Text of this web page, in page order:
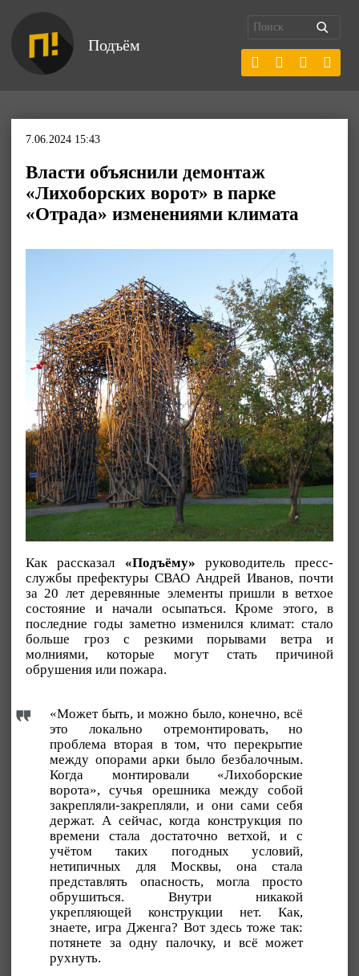
Подъём
7.06.2024 15:43
Власти объяснили демонтаж
«Лихоборских ворот» в парке
«Отрада» изменениями климата
Как рассказал «Подъёму» руководитель пресс-
службы префектуры СВАО Андрей Иванов, почти
за 20 лет деревянные элементы пришли в ветхое
состояние и начали осыпаться. Кроме этого, в
последние годы заметно изменился климат: стало
больше гроз с резкими порывами ветра и
молниями, которые могут стать причиной
обрушения или пожара.
«Может быть, и можно было, конечно, всё
это локально отремонтировать, но
проблема вторая в том, что перекрытие
между опорами арки было безбалочным.
Когда монтировали «Лихоборские
ворота», сучья орешника между собой
закрепляли-закрепляли, и они сами себя
держат. А сейчас, когда конструкция по
времени стала достаточно ветхой, и с
учётом таких погодных условий,
нетипичных для Москвы, она стала
представлять опасность, могла просто
обрушиться. Внутри никакой
укрепляющей конструкции нет. Как,
знаете, игра Дженга? Вот здесь тоже так:
потянете за одну палочку, и всё может
рухнуть.